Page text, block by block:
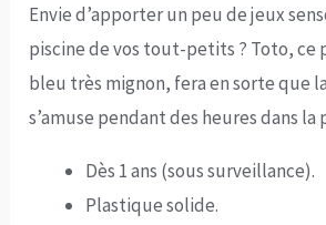
Toto
&
la
Croisière
s'amuse
Envie d’apporter un peu de jeux
piscine de vos tout-petits ? Toto, ce
bleu très mignon, fera en sorte que
s’amuse pendant des heures dans la
Dès 1 ans (sous surveillance).
Plastique solide.